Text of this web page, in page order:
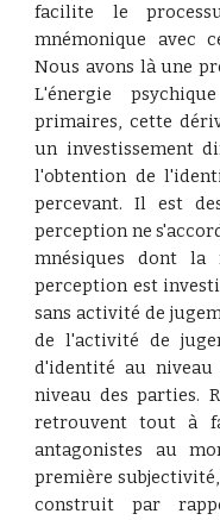
facilite le
mnémonique avec
Nous avons là une
L'énergie
primaires, cette
un investissement
l'obtention de
percevant. Il est
perception ne
mnésiques dont la
perception est
sans activité de
de l'activité de
d'identité au
niveau des parties.
retrouvent tout à
antagonistes au
première
construit par